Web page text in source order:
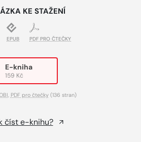
KE STAŽENÍ
EPUB PDF PRO ČTEČKY
E-kniha
159 Kč
PDF pro čtečky(136 stran)
číst e-knihu?